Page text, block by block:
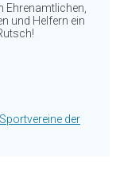
Ehrenamtlichen,
und Helfern ein
der